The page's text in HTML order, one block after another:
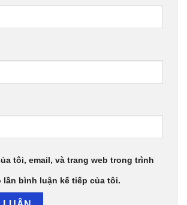
tôi, email, và trang web trong trình
lần bình luận kế tiếp của tôi.